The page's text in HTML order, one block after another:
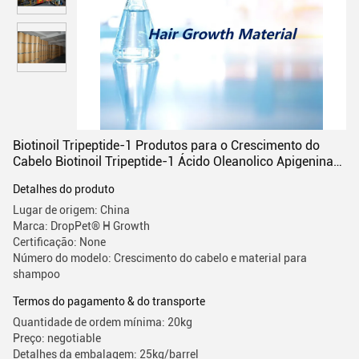
Biotinoil Tripeptide-1 Produtos para o Crescimento do
Cabelo Biotinoil Tripeptide-1 Ácido Oleanolico Apigenina
Detalhes do produto
Lugar de origem: China
Marca: DropPet® H Growth
Certificação: None
Número do modelo: Crescimento do cabelo e material para
shampoo
Termos do pagamento & do transporte
Quantidade de ordem mínima: 20kg
Preço: negotiable
Detalhes da embalagem: 25kg/barrel